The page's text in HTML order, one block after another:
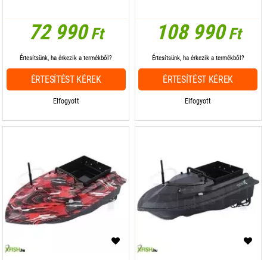
72 990Ft
Elfogyott
Értesítsünk, ha érkezik a termékből?
ÉRTESÍTÉST KÉREK
108 990Ft
Elfogyott
Értesítsünk, ha érkezik a termékből?
ÉRTESÍTÉST KÉREK